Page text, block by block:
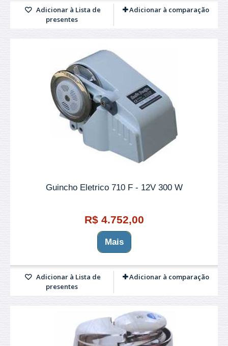
Adicionar à Lista de
presentes
Adicionar à comparação
Guincho Eletrico 710 F - 12V 300 W
R$ 4.752,00
Mais
Adicionar à Lista de
presentes
Adicionar à comparação